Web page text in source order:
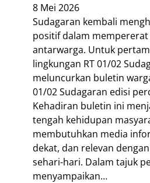
8 Mei 2026
Sudagaran kembali
positif dalam
antarwarga. Untuk
lingkungan RT 01/02
meluncurkan buletin
01/02 Sudagaran edisi
Kehadiran buletin ini
tengah kehidupan
membutuhkan media
dekat, dan relevan
sehari-hari. Dalam tajuk
menyampaikan…